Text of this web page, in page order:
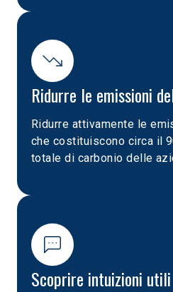
Ridurre le emissioni
Ridurre attivamente le
che costituiscono circa il
totale di carbonio delle
Scoprire intuizioni